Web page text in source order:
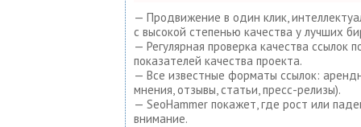
— Продвижение в один клик,
с высокой степенью качества у лучших
— Регулярная проверка качества
показателей качества проекта.
— Все известные форматы ссылок:
мнения, отзывы, статьи, пресс-релизы).
— SeoHammer покажет, где рост или
внимание.